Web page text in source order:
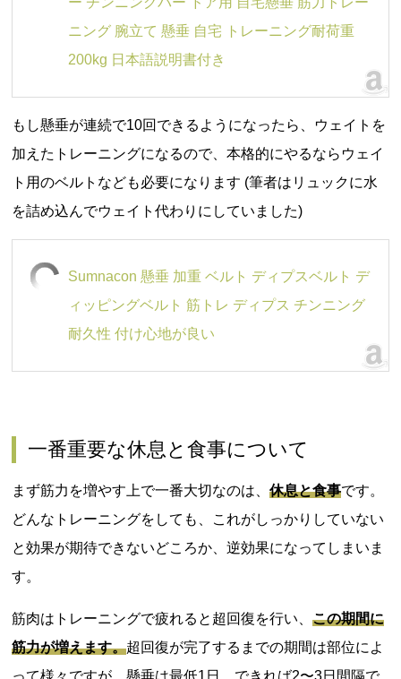
ニング 腕立て 懸垂 自宅 トレーニング耐荷重
200kg 日本語説明書付き
もし懸垂が連続で10回できるようになったら、ウェイトを
加えたトレーニングになるので、本格的にやるならウェイ
ト用のベルトなども必要になります (筆者はリュックに水
を詰め込んでウェイト代わりにしていました)
Sumnacon 懸垂 加重 ベルト ディプスベルト デ
ィッピングベルト 筋トレ ディプス チンニング
耐久性 付け心地が良い
一番重要な休息と食事について
まず筋力を増やす上で一番大切なのは、休息と食事です。
どんなトレーニングをしても、これがしっかりしていない
と効果が期待できないどころか、逆効果になってしまいま
す。
筋肉はトレーニングで疲れると超回復を行い、この期間に
筋力が増えます。超回復が完了するまでの期間は部位によ